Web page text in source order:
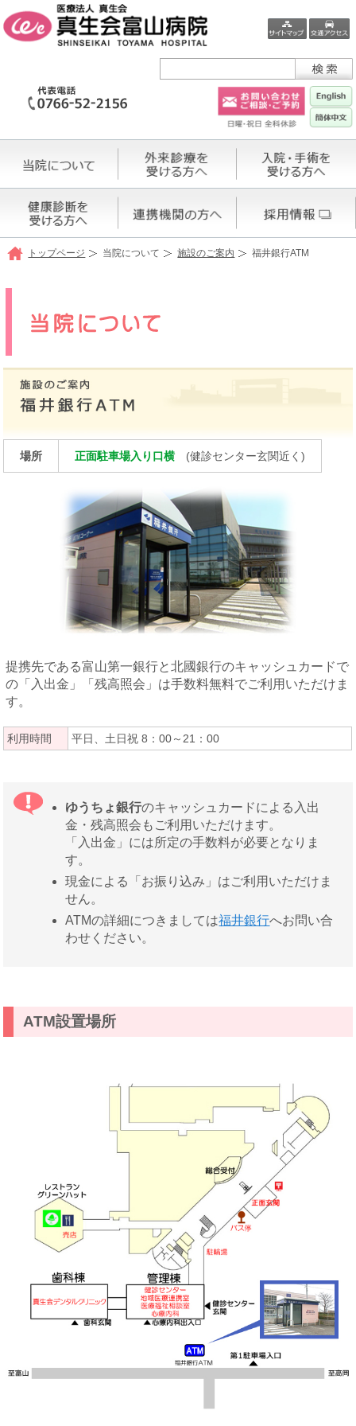
トップページ 当院について 施設のご案内 福井銀行ATM
場所 正面駐車場入り口横(健診センター玄関近く)
提携先である富山第一銀行と北國銀行のキャッシュカードで
の「入出金」「残高照会」は手数料無料でご利用いただけま
す。
利用時間 平日、土日祝 8：00～21：00
ゆうちょ銀行のキャッシュカードによる入出
金・残高照会もご利用いただけます。
「入出金」には所定の手数料が必要となりま
す。
現金による「お振り込み」はご利用いただけま
せん。
ATMの詳細につきましては福井銀行へお問い合
わせください。
ATM設置場所